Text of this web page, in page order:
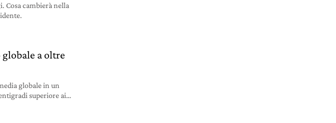
Cosa cambierà nella
a oltre
globale in un
superiore ai